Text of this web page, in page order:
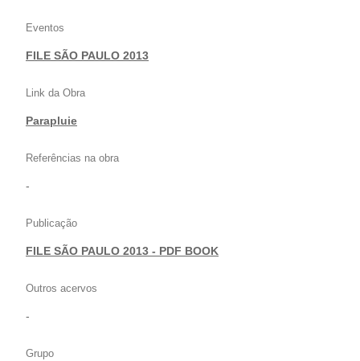
Eventos
FILE SÃO PAULO 2013
Link da Obra
Parapluie
Referências na obra
-
Publicação
FILE SÃO PAULO 2013 - PDF BOOK
Outros acervos
-
Grupo